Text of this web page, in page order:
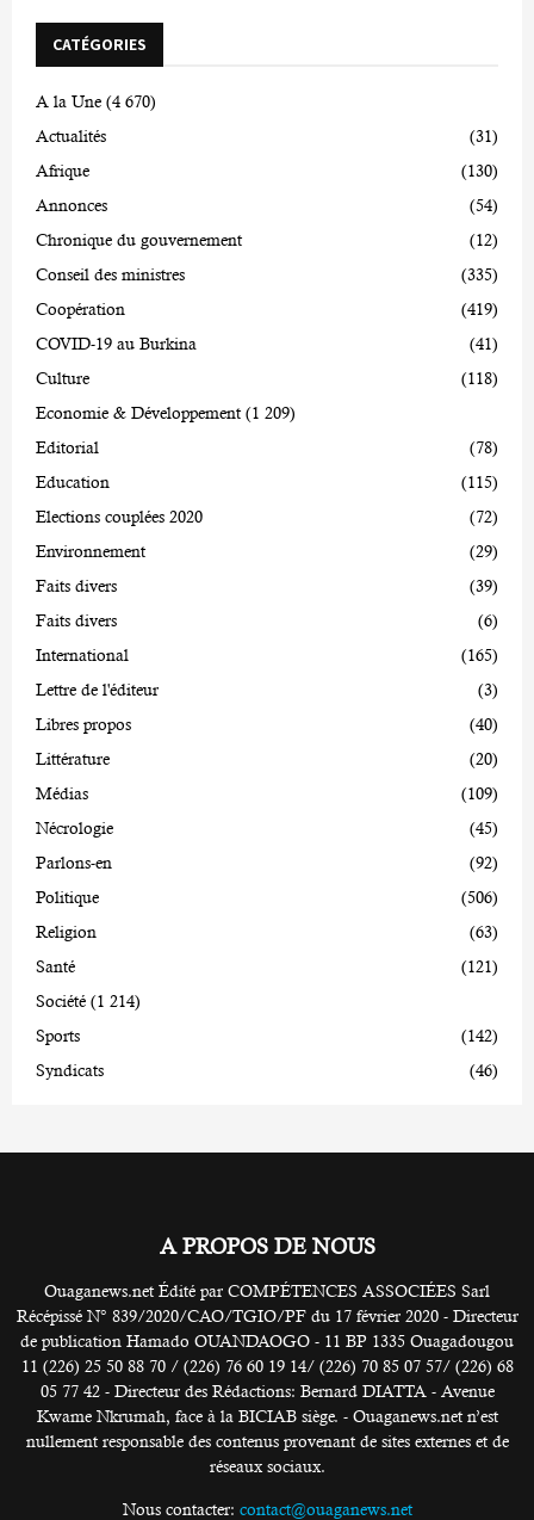
CATÉGORIES
A la Une (4 670)
Actualités
(31)
Afrique
(130)
Annonces
(54)
Chronique du gouvernement
(12)
Conseil des ministres
(335)
Coopération
(419)
COVID-19 au Burkina
(41)
Culture
(118)
Economie & Développement (1 209)
Editorial
(78)
Education
(115)
Elections couplées 2020
(72)
Environnement
(29)
Faits divers
(39)
Faits divers
(6)
International
(165)
Lettre de l'éditeur
(3)
Libres propos
(40)
Littérature
(20)
Médias
(109)
Nécrologie
(45)
Parlons-en
(92)
Politique
(506)
Religion
(63)
Santé
(121)
Société (1 214)
Sports
(142)
Syndicats
(46)
A PROPOS DE NOUS
Ouaganews.net Édité par COMPÉTENCES ASSOCIÉES Sarl
Récépissé N° 839/2020/CAO/TGIO/PF du 17 février 2020 - Directeur
de publication Hamado OUANDAOGO - 11 BP 1335 Ouagadougou
11 (226) 25 50 88 70 / (226) 76 60 19 14/ (226) 70 85 07 57/ (226) 68
05 77 42 - Directeur des Rédactions: Bernard DIATTA - Avenue
Kwame Nkrumah, face à la BICIAB siège. - Ouaganews.net n’est
nullement responsable des contenus provenant de sites externes et de
réseaux sociaux.
Nous contacter: contact@ouaganews.net